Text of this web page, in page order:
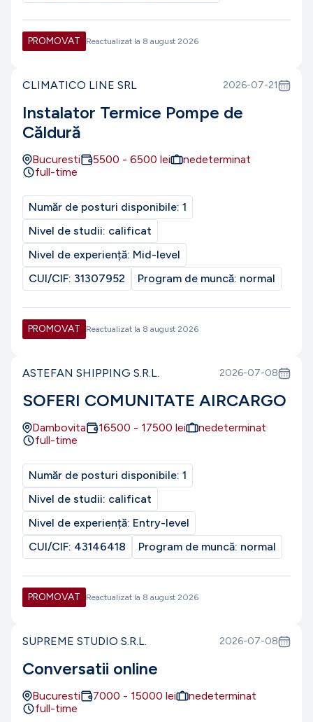
PROMOVAT Reactualizat la 8 august 2026
CLIMATICO LINE SRL 2026-07-21
Instalator Termice Pompe de
Căldură
Bucuresti 5500 - 6500 lei
nedeterminat
full-time
Număr de posturi disponibile: 1
Nivel de studii: calificat
Nivel de experiență: Mid-level
CUI/CIF: 31307952 Program de muncă: normal
PROMOVAT Reactualizat la 8 august 2026
ASTEFAN SHIPPING S.R.L. 2026-07-08
SOFERI COMUNITATE AIRCARGO
Dambovita 16500 - 17500 lei
nedeterminat
full-time
Număr de posturi disponibile: 1
Nivel de studii: calificat
Nivel de experiență: Entry-level
CUI/CIF: 43146418 Program de muncă: normal
PROMOVAT Reactualizat la 8 august 2026
SUPREME STUDIO S.R.L. 2026-07-08
Conversatii online
Bucuresti 7000 - 15000 lei
nedeterminat
full-time